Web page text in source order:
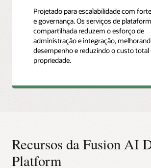
Projetado para escalabilidade com
e governança. Os serviços de
compartilhada reduzem o esforço de
administração e integração,
desempenho e reduzindo o custo total
propriedade.
Recursos da Fusion AI
Platform